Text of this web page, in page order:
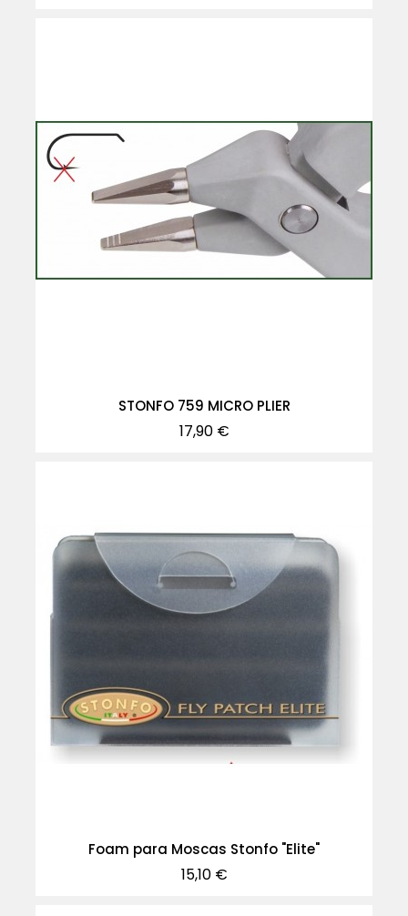
STONFO 759 MICRO PLIER
Precio
17,90 €
Foam para Moscas Stonfo "Elite"
Precio
15,10 €